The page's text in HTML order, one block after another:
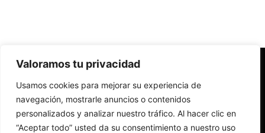
Valoramos tu privacidad
Usamos cookies para mejorar su experiencia de
navegación, mostrarle anuncios o contenidos
personalizados y analizar nuestro tráfico. Al hacer clic en
“Aceptar todo” usted da su consentimiento a nuestro uso
Redes Cristianas
Una mirada alternativa sobre la Iglesia católica y la sociedad
- Colectivos de Redes Cristianas